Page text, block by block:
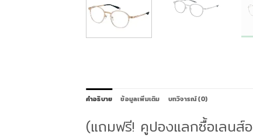
คำอธิบาย ข้อมูลเพิ่มเติม บทวิจารณ์ (0)
(แถมฟรี! คูปองแลกซื้อเลน